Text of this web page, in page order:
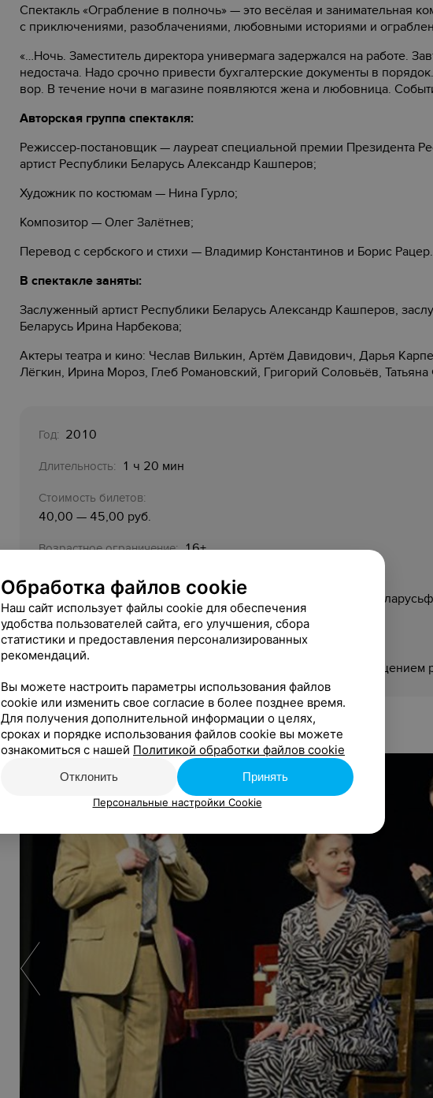
Спектакль «Ограбление в полночь» — это весёлая и занимательная
с приключениями, разоблачениями, любовными историями и
«…Ночь. Заместитель директора универмага задержался на работе.
недостача. Надо срочно привести бухгалтерские документы в
вор. В течение ночи в магазине появляются жена и любовница.
Авторская группа спектакля:
Режиссер-постановщик — лауреат специальной премии Президента
артист Республики Беларусь Александр Кашперов;
Художник по костюмам — Нина Гурло;
Композитор — Олег Залётнев;
Перевод с сербского и стихи — Владимир Константинов и Борис Рацер.
В спектакле заняты:
Заслуженный артист Республики Беларусь Александр Кашперов,
Беларусь Ирина Нарбекова;
Актеры театра и кино: Чеслав Вилькин, Артём Давидович, Дарья
Лёгкин, Ирина Мороз, Глеб Романовский, Григорий Соловьёв,
Год: 2010
Длительность: 1 ч 20 мин
Стоимость билетов:
40,00 — 45,00 руб.
Возрастное ограничение: 16+
Организатор:
Театр-студия киноактёра УП «Национальная киностудия
УНП 100230427
Relaх.by (Компания) не является продавцом билетов:
Функции Компании ограничиваются исключительно
Кадры
Обработка файлов cookie
Наш сайт использует файлы cookie для обеспечения
удобства пользователей сайта, его улучшения, сбора
статистики и предоставления персонализированных
рекомендаций.
Вы можете настроить параметры использования файлов
cookie или изменить свое согласие в более позднее время.
Для получения дополнительной информации о целях,
сроках и порядке использования файлов cookie вы можете
ознакомиться с нашей Политикой обработки файлов cookie
Отклонить Принять
Персональные настройки Cookie